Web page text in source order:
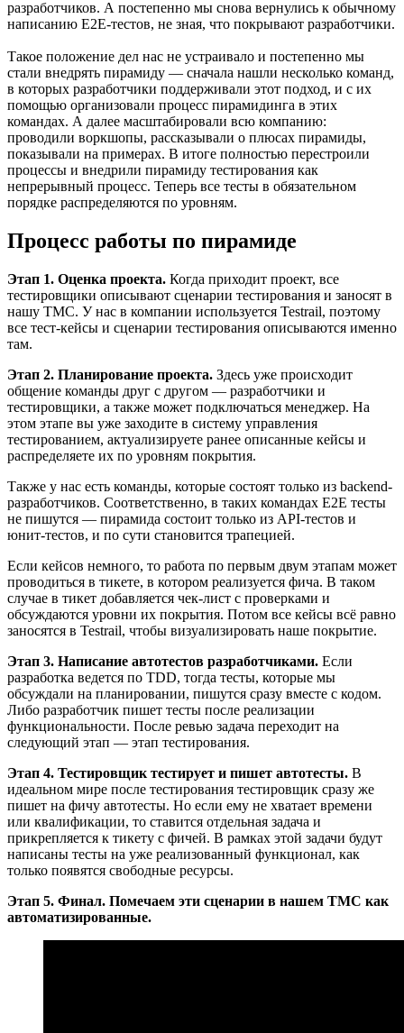
разработчиков. А постепенно мы снова вернулись к обычному
написанию E2E-тестов, не зная, что покрывают разработчики.
Такое положение дел нас не устраивало и постепенно мы
стали внедрять пирамиду — сначала нашли несколько команд,
в которых разработчики поддерживали этот подход, и с их
помощью организовали процесс пирамидинга в этих
командах. А далее масштабировали всю компанию:
проводили воркшопы, рассказывали о плюсах пирамиды,
показывали на примерах. В итоге полностью перестроили
процессы и внедрили пирамиду тестирования как
непрерывный процесс. Теперь все тесты в обязательном
порядке распределяются по уровням.
Процесс работы по пирамиде
Этап 1. Оценка проекта. Когда приходит проект, все
тестировщики описывают сценарии тестирования и заносят в
нашу TMC. У нас в компании используется Testrail, поэтому
все тест-кейсы и сценарии тестирования описываются именно
там.
Этап 2. Планирование проекта. Здесь уже происходит
общение команды друг с другом — разработчики и
тестировщики, а также может подключаться менеджер. На
этом этапе вы уже заходите в систему управления
тестированием, актуализируете ранее описанные кейсы и
распределяете их по уровням покрытия.
Также у нас есть команды, которые состоят только из backend-
разработчиков. Соответственно, в таких командах Е2Е тесты
не пишутся — пирамида состоит только из API-тестов и
юнит-тестов, и по сути становится трапецией.
Если кейсов немного, то работа по первым двум этапам может
проводиться в тикете, в котором реализуется фича. В таком
случае в тикет добавляется чек-лист с проверками и
обсуждаются уровни их покрытия. Потом все кейсы всё равно
заносятся в Testrail, чтобы визуализировать наше покрытие.
Этап 3. Написание автотестов разработчиками. Если
разработка ведется по TDD, тогда тесты, которые мы
обсуждали на планировании, пишутся сразу вместе с кодом.
Либо разработчик пишет тесты после реализации
функциональности. После ревью задача переходит на
следующий этап — этап тестирования.
Этап 4. Тестировщик тестирует и пишет автотесты. В
идеальном мире после тестирования тестировщик сразу же
пишет на фичу автотесты. Но если ему не хватает времени
или квалификации, то ставится отдельная задача и
прикрепляется к тикету с фичей. В рамках этой задачи будут
написаны тесты на уже реализованный функционал, как
только появятся свободные ресурсы.
Этап 5. Финал. Помечаем эти сценарии в нашем ТМС как
автоматизированные.